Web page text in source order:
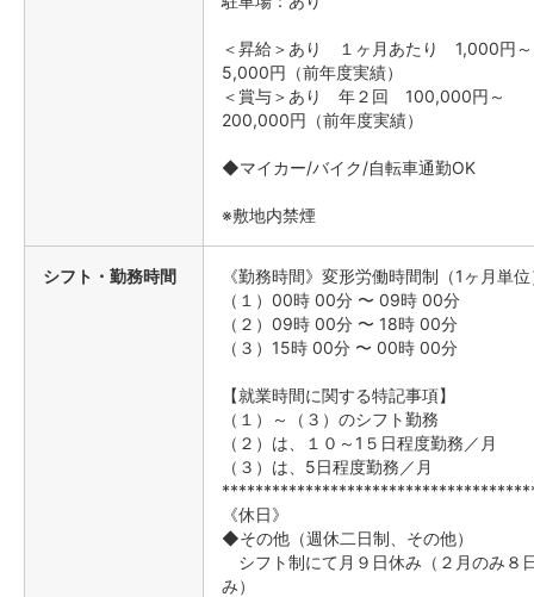
＜昇給＞あり １ヶ月あたり 1,000円～
5,000円（前年度実績）
＜賞与＞あり 年２回 100,000円～
200,000円（前年度実績）
◆マイカー/バイク/自転車通勤OK
※敷地内禁煙
シフト・勤務時間
《勤務時間》変形労働時間制（1ヶ月単
（１）00時 00分 〜 09時 00分
（２）09時 00分 〜 18時 00分
（３）15時 00分 〜 00時 00分
【就業時間に関する特記事項】
（１）～（３）のシフト勤務
（２）は、１０～1５日程度勤務／月
（３）は、5日程度勤務／月
《休日》
◆その他（週休二日制、その他）
シフト制にて月９日休み（２月のみ８
み）